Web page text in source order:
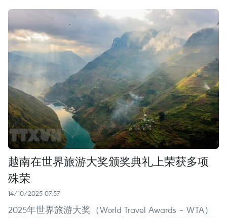
越南在世界旅游大奖颁奖典礼上荣获多项
殊荣
14/10/2025 07:57
2025年世界旅游大奖（World Travel Awards – WTA）